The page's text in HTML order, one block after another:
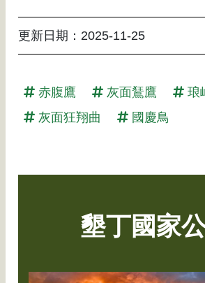
更新日期： 2025-11-25
赤腹鷹 灰面鵟鷹
琅
灰面狂翔曲
國慶鳥
墾丁國家